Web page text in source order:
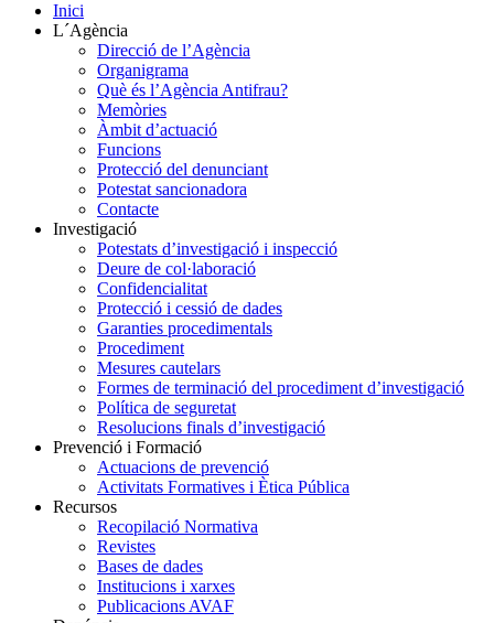
Inici
L´Agència
Direcció de l’Agència
Organigrama
Què és l’Agència Antifrau?
Memòries
Àmbit d’actuació
Funcions
Protecció del denunciant
Potestat sancionadora
Contacte
Investigació
Potestats d’investigació i inspecció
Deure de col·laboració
Confidencialitat
Protecció i cessió de dades
Garanties procedimentals
Procediment
Mesures cautelars
Formes de terminació del procediment d’investigació
Política de seguretat
Resolucions finals d’investigació
Prevenció i Formació
Actuacions de prevenció
Activitats Formatives i Ètica Pública
Recursos
Recopilació Normativa
Revistes
Bases de dades
Institucions i xarxes
Publicacions AVAF